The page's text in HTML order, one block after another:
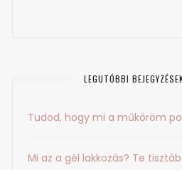
LEGUTÓBBI
Tudod, hogy mi a műköröm
Mi az a gél lakkozás? Te